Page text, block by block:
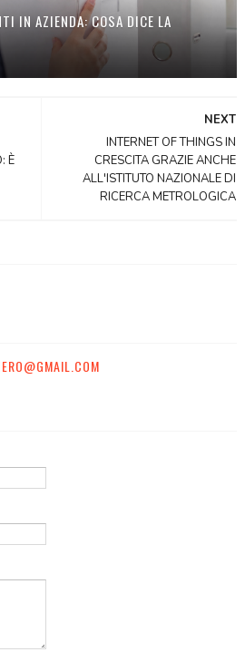
IN AZIENDA: COSA DICE LA
NEXT
INTERNET OF THINGS IN
CRESCITA GRAZIE ANCHE
ALL'ISTITUTO NAZIONALE DI
RICERCA METROLOGICA
È